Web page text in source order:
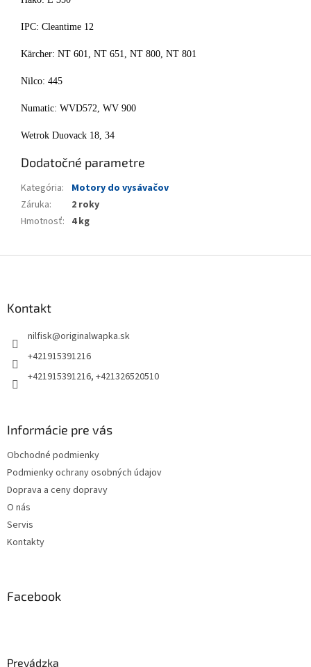
IPC: Cleantime 12
Kärcher: NT 601, NT 651, NT 800, NT 801
Nilco: 445
Numatic: WVD572, WV 900
Wetrok Duovack 18, 34
Dodatočné parametre
Kategória:
Motory do vysávačov
Záruka:
2 roky
Hmotnosť: 4 kg
Kontakt
nilfisk@originalwapka.sk
+421915391216
+421915391216, +421326520510
Informácie pre vás
Obchodné podmienky
Podmienky ochrany osobných údajov
Doprava a ceny dopravy
O nás
Servis
Kontakty
Facebook
Prevádzka